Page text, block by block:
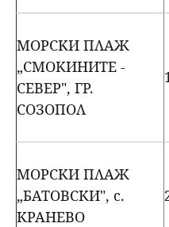
МОРСКИ ПЛАЖ
„СМОКИНИТЕ -
СЕВЕР", ГР.
СОЗОПОЛ
МОРСКИ ПЛАЖ
„БАТОВСКИ", с.
КРАНЕВО